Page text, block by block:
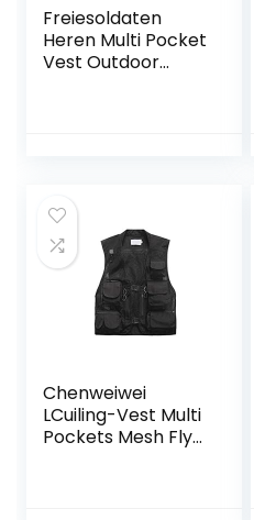
Freiesoldaten
Heren Multi Pocket
Vest Outdoor
Chenweiwei
LCuiling-Vest Multi
Pockets Mesh Fly